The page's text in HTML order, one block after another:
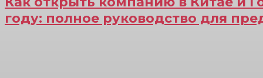
году: полное руководство для